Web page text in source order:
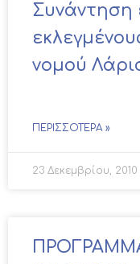
Συνάντηση
νομού
ΠΕΡΙΣΣΌΤΕΡΑ »
23 Δεκεμβρίου, 2010